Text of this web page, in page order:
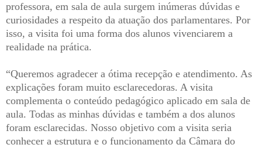
professora, em sala de aula surgem inúmeras dúvidas e
curiosidades a respeito da atuação dos parlamentares. Por
isso, a visita foi uma forma dos alunos vivenciarem a
realidade na prática.
“Queremos agradecer a ótima recepção e atendimento. As
explicações foram muito esclarecedoras. A visita
complementa o conteúdo pedagógico aplicado em sala de
aula. Todas as minhas dúvidas e também a dos alunos
foram esclarecidas. Nosso objetivo com a visita seria
conhecer a estrutura e o funcionamento da Câmara do